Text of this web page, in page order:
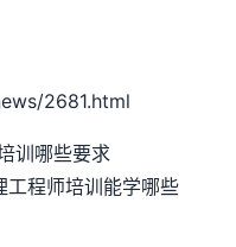
2681.html
训哪些要求
工程师培训能学哪些